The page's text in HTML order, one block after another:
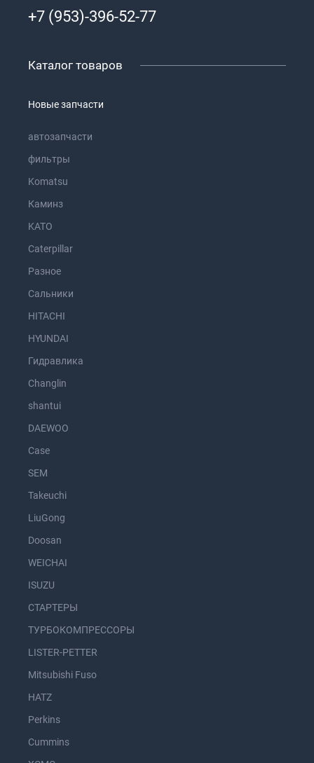
+7 (953)-396-52-77
Каталог товаров
Новые запчасти
автозапчасти
фильтры
Komatsu
Каминз
KATO
Caterpillar
Разное
Сальники
HITACHI
HYUNDAI
Гидравлика
Changlin
shantui
DAEWOO
Case
SEM
Takeuchi
LiuGong
Doosan
WEICHAI
ISUZU
СТАРТЕРЫ
ТУРБОКОМПРЕССОРЫ
LISTER-PETTER
Mitsubishi Fuso
HATZ
Perkins
Cummins